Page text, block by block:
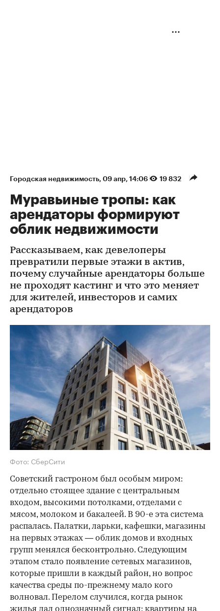
Городская недвижимость 09 апр, 14:06 19 832
Муравьиные тропы: как
арендаторы формируют
облик недвижимости
Рассказываем, как девелоперы
превратили первые этажи в актив,
почему случайные арендаторы больше
не проходят кастинг и что это меняет
для жителей, инвесторов и самих
арендаторов
Фото: СберСити
Советский гастроном был особым миром:
отдельно стоящее здание с центральным
входом, высокими потолками, отделами с
мясом, молоком и бакалеей. В 90-е эта система
распалась. Палатки, ларьки, кафешки, магазины
на первых этажах — облик домов и входных
групп менялся бесконтрольно. Следующим
этапом стало появление сетевых магазинов,
которые пришли в каждый район, но вопрос
качества среды по-прежнему мало кого
волновал. Перелом случился, когда рынок